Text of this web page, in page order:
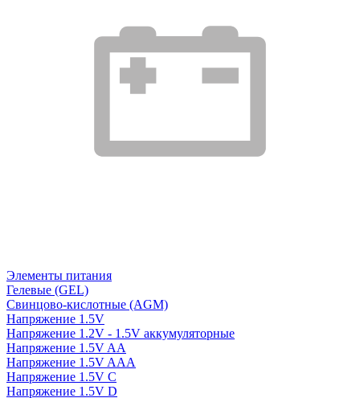
Элементы питания
Гелевые (GEL)
Свинцово-кислотные (AGM)
Напряжение 1.5V
Напряжение 1.2V - 1.5V аккумуляторные
Напряжение 1.5V AA
Напряжение 1.5V AAA
Напряжение 1.5V C
Напряжение 1.5V D